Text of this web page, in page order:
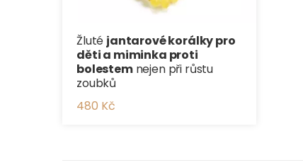
Žluté jantarové korálky pro
děti a miminka proti
bolestemnejen při růstu
zoubků
480 Kč